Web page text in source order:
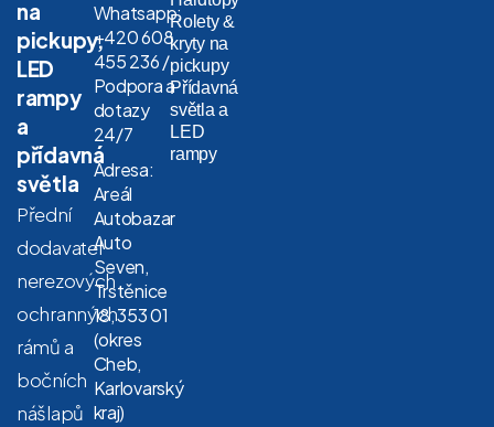
na
pickupy,
LED
rampy
a
přídavná
světla
Přední
dodavatel
nerezových
ochranných
rámů a
bočních
nášlapů
Whatsapp:
+420 608
455 236 /
Podpora a
dotazy
24/7
Adresa:
Areál
Autobazar
Auto
Seven,
Trstěnice
18, 353 01
(okres
Cheb,
Karlovarský
kraj)
Rolety &
kryty na
pickupy
Přídavná
světla a
LED
rampy